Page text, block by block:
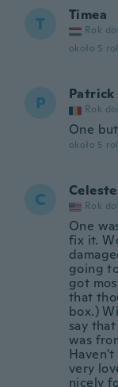
T Timea
Rok
około 5
P Patrick
Rok
One
około 5
C Celeste
Rok
One
fix it.
going
got
that
box.)
say
was
very
nicely